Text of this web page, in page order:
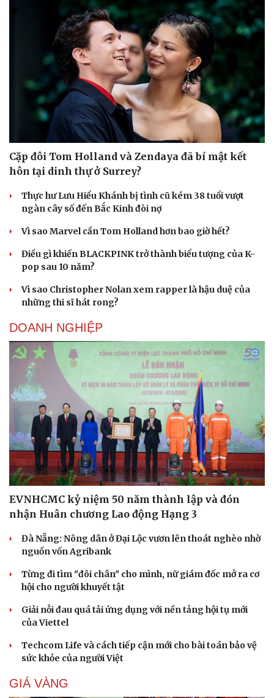
Cặp đôi Tom Holland và Zendaya đã bí mật kết
hôn tại dinh thự ở Surrey?
Thực hư Lưu Hiểu Khánh bị tình cũ kém 38 tuổi vượt
ngàn cây số đến Bắc Kinh đòi nợ
Vì sao Marvel cần Tom Holland hơn bao giờ hết?
Điều gì khiến BLACKPINK trở thành biểu tượng của K-
pop sau 10 năm?
Vì sao Christopher Nolan xem rapper là hậu duệ của
những thi sĩ hát rong?
DOANH NGHIỆP
EVNHCMC kỷ niệm 50 năm thành lập và đón
nhận Huân chương Lao động Hạng 3
Đà Nẵng: Nông dân ở Đại Lộc vươn lên thoát nghèo nhờ
nguồn vốn Agribank
Từng đi tìm "đôi chân" cho mình, nữ giám đốc mở ra cơ
hội cho người khuyết tật
Giải nỗi đau quá tải ứng dụng với nền tảng hội tụ mới
của Viettel
Techcom Life và cách tiếp cận mới cho bài toán bảo vệ
sức khỏe của người Việt
GIÁ VÀNG